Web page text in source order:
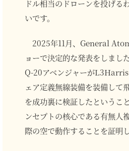
ドル相当のドローンを投げる
いです。
2025年11月、General
ョーで決定的な発表をしまし
Q-20アベンジャーが
ェア定義無線装備を装備して
を成功裏に検証したというこ
ンセプトの核心である有無人
際の空で動作することを証明